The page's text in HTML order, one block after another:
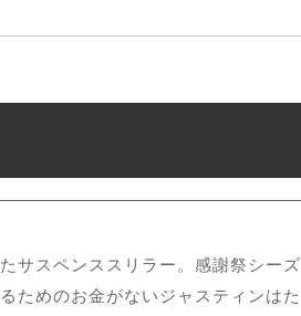
サスペンススリラー。感謝祭シーズ
ためのお金がないジャスティンはた